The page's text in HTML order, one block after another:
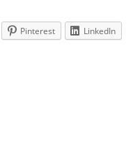
Pinterest
LinkedIn